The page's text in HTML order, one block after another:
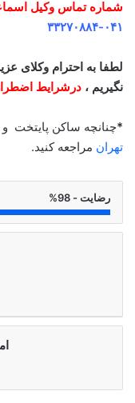
شماره تماس وکیل
۰۴۱-۳۳۲۷۰۸۸۴
لطفا به احترام وکلای
نگیریم ، درشرایط
*چنانچه ساکن پایتخت و
تهران مراجعه کنید.
رضایت - 98%